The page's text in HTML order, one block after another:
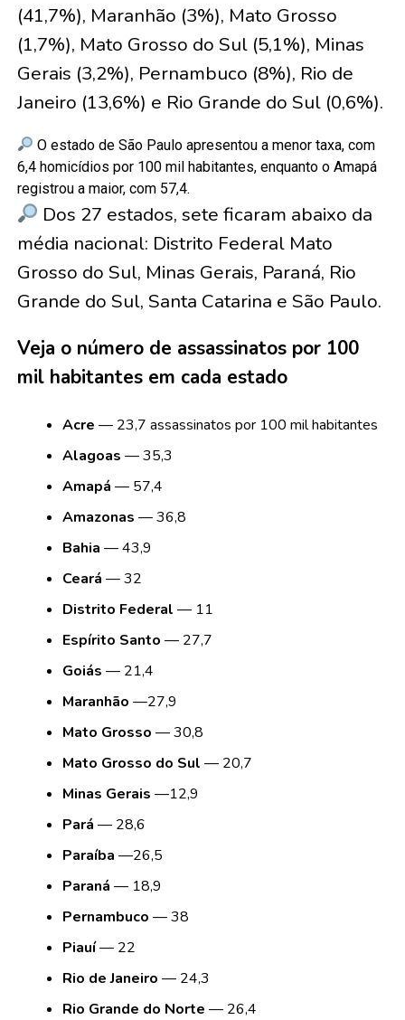
(41,7%), Maranhão (3%), Mato Grosso
(1,7%), Mato Grosso do Sul (5,1%), Minas
Gerais (3,2%), Pernambuco (8%), Rio de
Janeiro (13,6%) e Rio Grande do Sul (0,6%).
O estado de São Paulo apresentou a menor taxa, com
6,4 homicídios por 100 mil habitantes, enquanto o Amapá
registrou a maior, com 57,4.
Dos 27 estados, sete ficaram abaixo da
média nacional: Distrito Federal Mato
Grosso do Sul, Minas Gerais, Paraná, Rio
Grande do Sul, Santa Catarina e São Paulo.
Veja o número de assassinatos por 100
mil habitantes em cada estado
Acre — 23,7 assassinatos por 100 mil habitantes
Alagoas — 35,3
Amapá — 57,4
Amazonas — 36,8
Bahia — 43,9
Ceará — 32
Distrito Federal — 11
Espírito Santo — 27,7
Goiás — 21,4
Maranhão —27,9
Mato Grosso — 30,8
Mato Grosso do Sul — 20,7
Minas Gerais —12,9
Pará — 28,6
Paraíba —26,5
Paraná — 18,9
Pernambuco — 38
Piauí— 22
Rio de Janeiro — 24,3
Rio Grande do Norte — 26,4